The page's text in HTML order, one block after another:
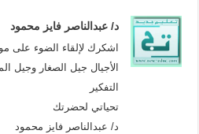
د/ عبدالناصر فايز محمود
اشكرك لإلقاء الضوء على
الأجيال جيل الصغار وجيل
التفكير
تحياتي لحضرتك
د/ عبدالناصر فايز محمود